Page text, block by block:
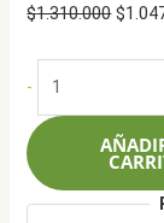
$1.310.000El
$
-
LT265/75R16
112S
Scorpion
ATR